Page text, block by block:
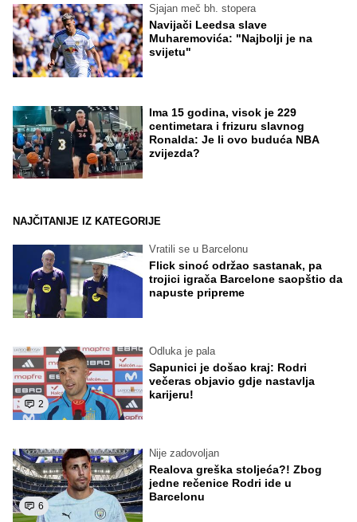
Sjajan meč bh. stopera
Navijači Leedsa slave
Muharemovića: "Najbolji je na
svijetu"
Ima 15 godina, visok je 229
centimetara i frizuru slavnog
Ronalda: Je li ovo buduća NBA
zvijezda?
NAJČITANIJE IZ KATEGORIJE
Vratili se u Barcelonu
Flick sinoć održao sastanak, pa
trojici igrača Barcelone saopštio da
napuste pripreme
2
Odluka je pala
Sapunici je došao kraj: Rodri
večeras objavio gdje nastavlja
karijeru!
6
Nije zadovoljan
Realova greška stoljeća?! Zbog
jedne rečenice Rodri ide u
Barcelonu